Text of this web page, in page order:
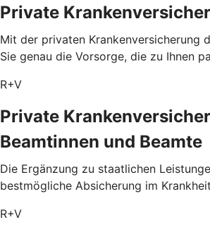
Private
Mit der privaten Krankenversicherung
Sie genau die Vorsorge, die zu Ihnen
R+V
Private
Beamtinnen und Beamte
Die Ergänzung zu staatlichen
bestmögliche Absicherung im
R+V